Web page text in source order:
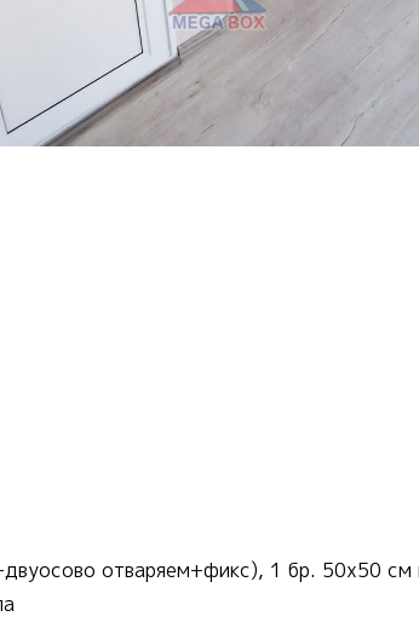
отваряем+фикс), 1 бр. 50х50